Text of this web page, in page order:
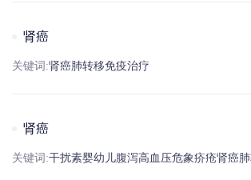
肾癌
关键词:肾癌肺转移免疫治疗
肾癌
关键词:干扰素婴幼儿腹泻高血压危象疥疮肾癌